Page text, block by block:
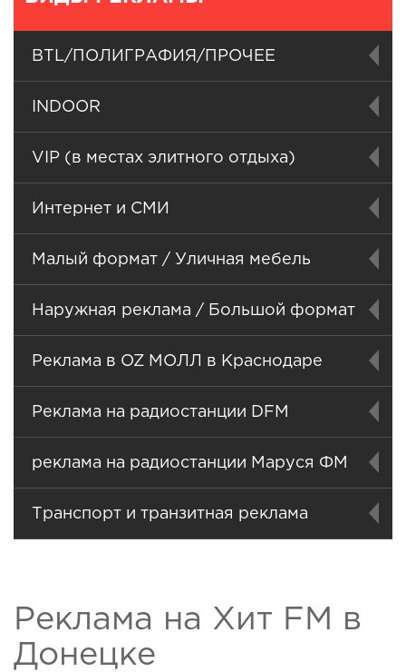
BTL/ПОЛИГРАФИЯ/ПРОЧЕЕ
INDOOR
VIP (в местах элитного отдыха)
Интернет и СМИ
Малый формат / Уличная мебель
Наружная реклама / Большой формат
Реклама в OZ МОЛЛ в Краснодаре
Реклама на радиостанции DFM
реклама на радиостанции Маруся ФМ
Транспорт и транзитная реклама
Реклама на Хит FM в
Донецке